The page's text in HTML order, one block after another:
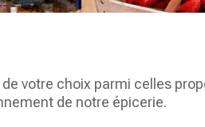
votre choix parmi celles
de notre épicerie.